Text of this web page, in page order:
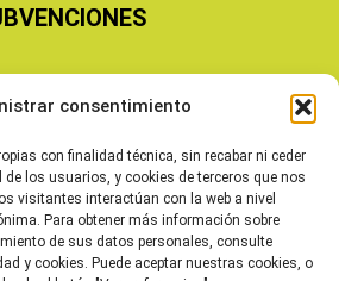
consentimiento
con finalidad técnica, sin recabar ni ceder
los usuarios, y cookies de terceros que nos
visitantes interactúan con la web a nivel
Para obtener más información sobre
de sus datos personales, consulte
y cookies. Puede aceptar nuestras cookies, o